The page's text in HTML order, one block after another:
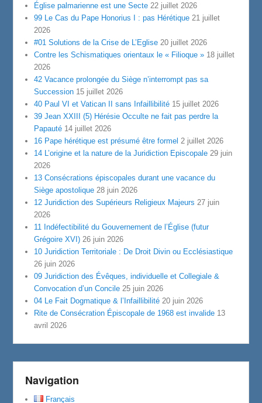
Église palmarienne est une Secte 22 juillet 2026
99 Le Cas du Pape Honorius I : pas Hérétique 21 juillet
2026
#01 Solutions de la Crise de L’Eglise 20 juillet 2026
Contre les Schismatiques orientaux le « Filioque » 18 juillet
2026
42 Vacance prolongée du Siège n’interrompt pas sa
Succession 15 juillet 2026
40 Paul VI et Vatican II sans Infaillibilité 15 juillet 2026
39 Jean XXIII (5) Hérésie Occulte ne fait pas perdre la
Papauté 14 juillet 2026
16 Pape hérétique est présumé être formel 2 juillet 2026
14 L’origine et la nature de la Juridiction Episcopale 29 juin
2026
13 Consécrations épiscopales durant une vacance du
Siège apostolique 28 juin 2026
12 Juridiction des Supérieurs Religieux Majeurs 27 juin
2026
11 Indéfectibilité du Gouvernement de l’Église (futur
Grégoire XVI) 26 juin 2026
10 Juridiction Territoriale : De Droit Divin ou Ecclésiastique
26 juin 2026
09 Juridiction des Évêques, individuelle et Collegiale &
Convocation d’un Concile 25 juin 2026
04 Le Fait Dogmatique & l’Infaillibilité 20 juin 2026
Rite de Consécration Épiscopale de 1968 est invalide 13
avril 2026
Navigation
Français